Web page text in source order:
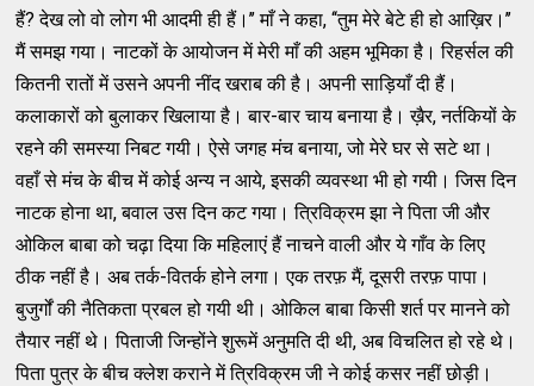
हैं? देख लो वो लोग भी आदमी ही हैं।’’ माँ ने कहा, ‘‘तुम मेरे बेटे ही हो आख़िर।’’
मैं समझ गया। नाटकों के आयोजन में मेरी माँ की अहम भूमिका है। रिहर्सल की
कितनी रातों में उसने अपनी नींद खराब की है। अपनी साड़ियाँ दी हैं।
कलाकारों को बुलाकर खिलाया है। बार-बार चाय बनाया है। ख़ैर, नर्तकियों के
रहने की समस्या निबट गयी। ऐसे जगह मंच बनाया, जो मेरे घर से सटे था।
वहाँ से मंच के बीच में कोई अन्य न आये, इसकी व्यवस्था भी हो गयी। जिस दिन
नाटक होना था, बवाल उस दिन कट गया। त्रिविक्रम झा ने पिता जी और
ओकिल बाबा को चढ़ा दिया कि महिलाएं हैं नाचने वाली और ये गाँव के लिए
ठीक नहीं है। अब तर्क-वितर्क होने लगा। एक तरफ़ मैं, दूसरी तरफ़ पापा।
बुजुर्गों की नैतिकता प्रबल हो गयी थी। ओकिल बाबा किसी शर्त पर मानने को
तैयार नहीं थे। पिताजी जिन्होंने शुरूमें अनुमति दी थी, अब विचलित हो रहे थे।
पिता पुत्र के बीच क्लेश कराने में त्रिविक्रम जी ने कोई कसर नहीं छोड़ी।